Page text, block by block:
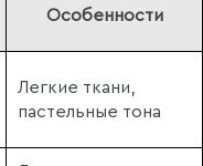
Особенности
Легкие ткани,
пастельные тона